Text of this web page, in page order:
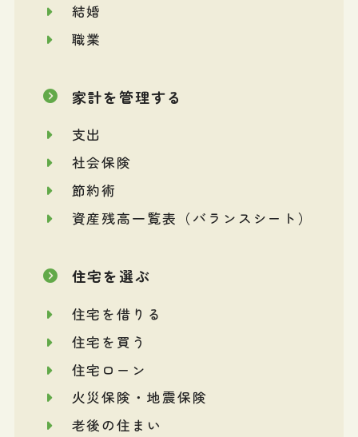
結婚
職業
家計を管理する
支出
社会保険
節約術
資産残高一覧表（バランスシート）
住宅を選ぶ
住宅を借りる
住宅を買う
住宅ローン
火災保険・地震保険
老後の住まい